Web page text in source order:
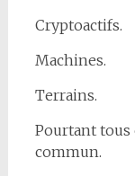
Cryptoactifs.
Machines.
Terrains.
Pourtant
commun.